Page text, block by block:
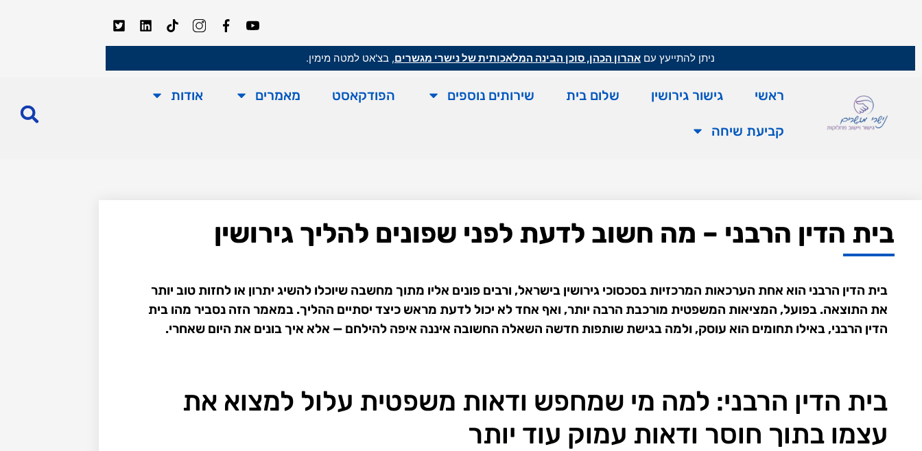
ניתן להתייעץ עם אהרון הכהן, סוכן הבינה המלאכותית של נישרי מגשרים, בצ'אט למטה מימין.
ראשי גישור גירושין שלום בית שירותים נוספים הפודקאסט מאמרים אודות
קביעת שיחה
בית הדין הרבני – מה חשוב לדעת לפני שפונים להליך גירושין
בית הדין הרבני הוא אחת הערכאות המרכזיות בסכסוכי גירושין בישראל, ורבים פונים אליו מתוך מחשבה שיוכלו להשיג יתרון או לחזות טוב יותר
את התוצאה. בפועל, המציאות המשפטית מורכבת הרבה יותר, ואף אחד לא יכול לדעת מראש כיצד יסתיים ההליך. במאמר הזה נסביר מהו בית
הדין הרבני, באילו תחומים הוא עוסק, ולמה בגישת שותפות חדשה השאלה החשובה איננה איפה להילחם — אלא איך בונים את היום שאחרי.
בית הדין הרבני: למה מי שמחפש ודאות משפטית עלול למצוא את
עצמו בתוך חוסר ודאות עמוק עוד יותר